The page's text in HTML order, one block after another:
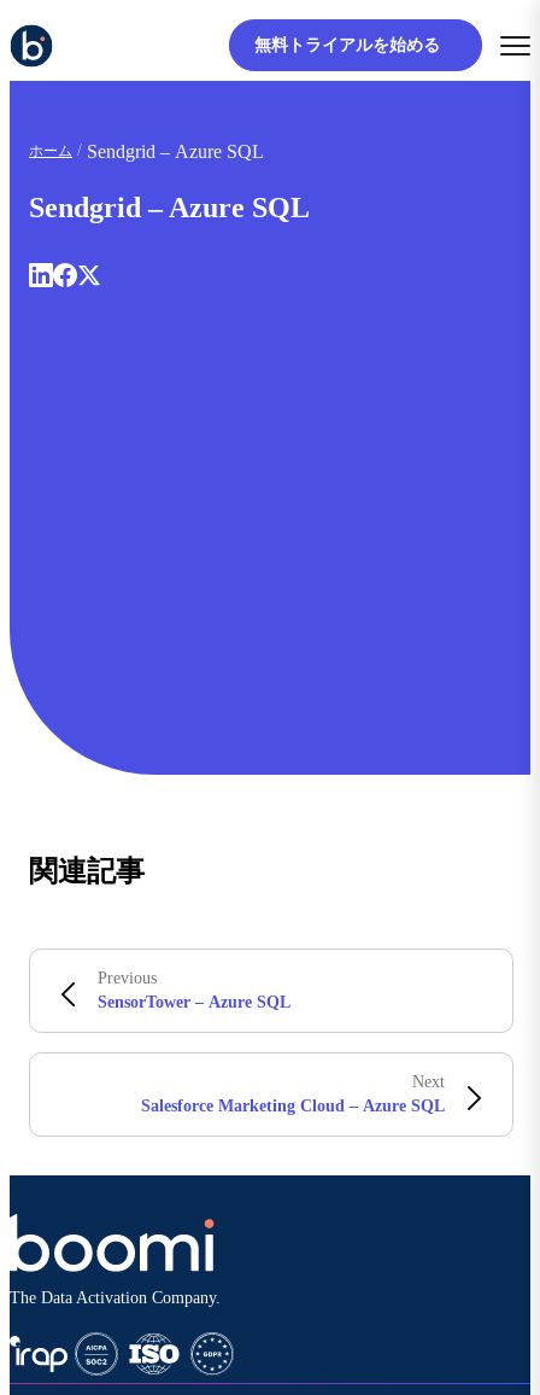
無料トライアルを始める
ホーム Sendgrid – Azure SQL
Sendgrid – Azure SQL
関連記事
Previous
SensorTower – Azure SQL
Next
Salesforce Marketing Cloud – Azure SQL
The Data Activation Company.